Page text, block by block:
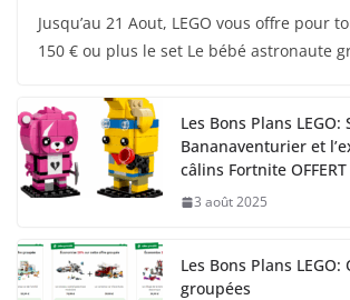
Jusqu’au 21 Aout, LEGO vous offre pour
150 € ou plus le set Le bébé astronaute
Les Bons Plans LEGO:
Bananaventurier et
câlins Fortnite OFFERT
3 août 2025
Les Bons Plans LEGO:
groupées